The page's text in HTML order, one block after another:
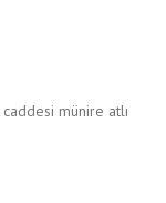
münire atlı